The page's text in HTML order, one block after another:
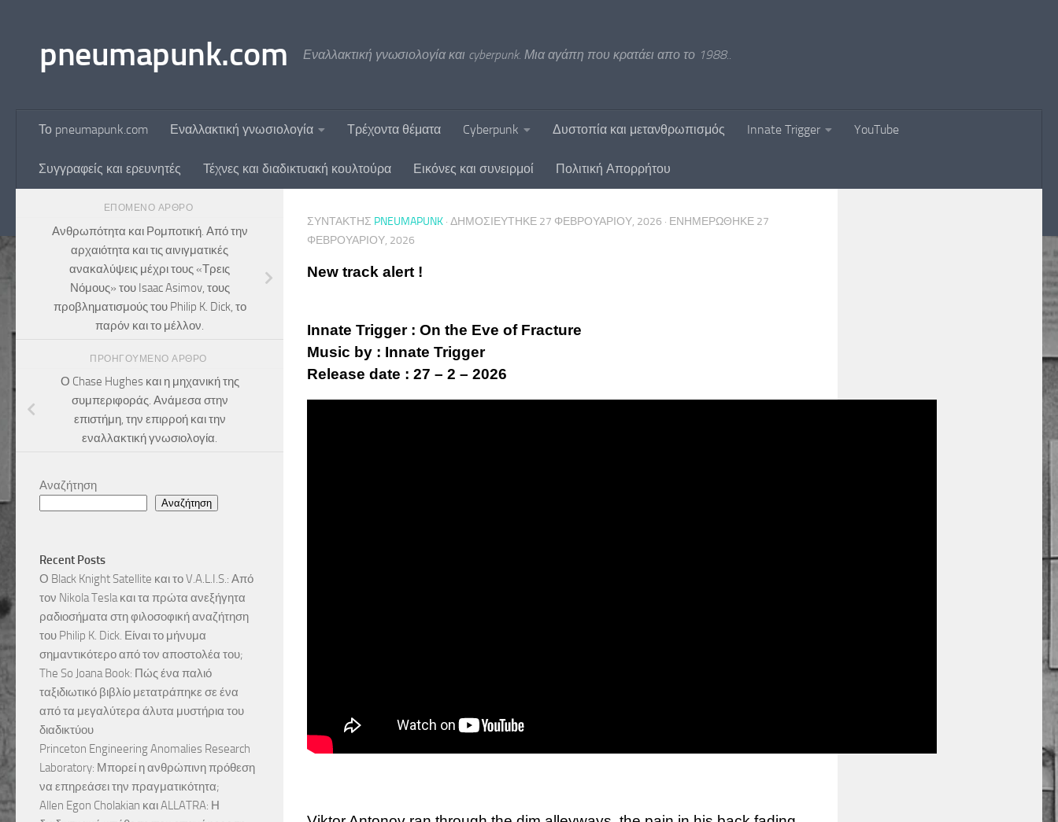
pneumapunk.com Εναλλακτική γνωσιολογία και cyberpunk. Μια αγάπη που κρατάει απο το 1988..
Το pneumapunk.com Εναλλακτική γνωσιολογία Τρέχοντα θέματα Cyberpunk Δυστοπία και μετανθρωπισμός Innate Trigger YouTube
Συγγραφείς και ερευνητές Τέχνες και διαδικτυακή κουλτούρα Εικόνες και συνειρμοί Πολιτική Απορρήτου
ΣΥΝΤΆΚΤΗΣ PNEUMAPUNK · ΔΗΜΟΣΙΕΎΤΗΚΕ 27 ΦΕΒΡΟΥΑΡΊΟΥ, 2026 · ΕΝΗΜΕΡΏΘΗΚΕ 27
ΦΕΒΡΟΥΑΡΊΟΥ, 2026
New track alert !
Innate Trigger : On the Eve of Fracture
Music by : Innate Trigger
Release date : 27 – 2 – 2026
ΕΠΌΜΕΝΟ ΆΡΘΡΟ
Ανθρωπότητα και Ρομποτική. Από την
αρχαιότητα και τις αινιγματικές
ανακαλύψεις μέχρι τους «Τρεις
Νόμους» του Isaac Asimov, τους
προβληματισμούς του Philip K. Dick, το
παρόν και το μέλλον.
ΠΡΟΗΓΟΎΜΕΝΟ ΆΡΘΡΟ
Ο Chase Hughes και η μηχανική της
συμπεριφοράς. Ανάμεσα στην
επιστήμη, την επιρροή και την
εναλλακτική γνωσιολογία.
Αναζήτηση
Αναζήτηση
Recent Posts
Ο Black Knight Satellite και το V.A.L.I.S.: Από
τον Nikola Tesla και τα πρώτα ανεξήγητα
ραδιοσήματα στη φιλοσοφική αναζήτηση
του Philip K. Dick. Είναι το μήνυμα
σημαντικότερο από τον αποστολέα του;
The So Joana Book: Πώς ένα παλιό
ταξιδιωτικό βιβλίο μετατράπηκε σε ένα
από τα μεγαλύτερα άλυτα μυστήρια του
διαδικτύου
Princeton Engineering Anomalies Research
Laboratory: Μπορεί η ανθρώπινη πρόθεση
να επηρεάσει την πραγματικότητα;
Allen Egon Cholakian και ALLATRA: Η